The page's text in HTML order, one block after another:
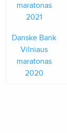
maratonas
2021
Danske Bank
Vilniaus
maratonas
2020